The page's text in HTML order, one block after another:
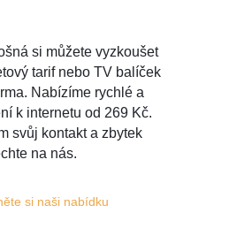
si můžete vyzkoušet
tarif nebo TV balíček
Nabízíme rychlé a
k internetu od 269 Kč.
svůj kontakt a zbytek
na nás.
si naši nabídku